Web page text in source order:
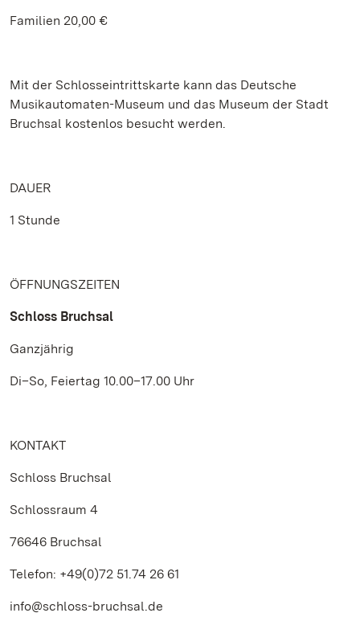
Familien 20,00 €
Mit der Schlosseintrittskarte kann das Deutsche
Musikautomaten-Museum und das Museum der Stadt
Bruchsal kostenlos besucht werden.
DAUER
1 Stunde
ÖFFNUNGSZEITEN
Schloss Bruchsal
Ganzjährig
Di–So, Feiertag 10.00–17.00 Uhr
KONTAKT
Schloss Bruchsal
Schlossraum 4
76646 Bruchsal
Telefon: +49(0)72 51.74 26 61
info@schloss-bruchsal.de